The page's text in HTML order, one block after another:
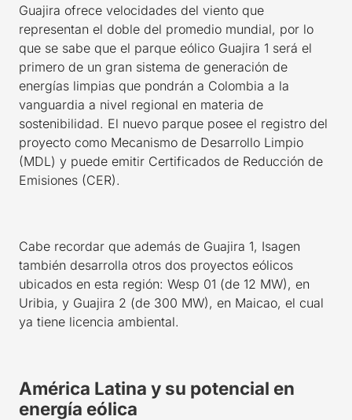
Guajira ofrece velocidades del viento que
representan el doble del promedio mundial, por lo
que se sabe que el parque eólico Guajira 1 será el
primero de un gran sistema de generación de
energías limpias que pondrán a Colombia a la
vanguardia a nivel regional en materia de
sostenibilidad. El nuevo parque posee el registro del
proyecto como Mecanismo de Desarrollo Limpio
(MDL) y puede emitir Certificados de Reducción de
Emisiones (CER).
Cabe recordar que además de Guajira 1, Isagen
también desarrolla otros dos proyectos eólicos
ubicados en esta región: Wesp 01 (de 12 MW), en
Uribia, y Guajira 2 (de 300 MW), en Maicao, el cual
ya tiene licencia ambiental.
América Latina y su potencial en
energía eólica